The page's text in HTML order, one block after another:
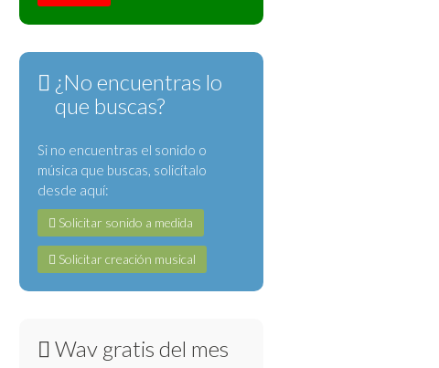
¿No encuentras lo
que buscas?
Si no encuentras el sonido o
música que buscas, solicítalo
desde aquí:
Solicitar sonido a medida
Solicitar creación musical
Wav gratis del mes